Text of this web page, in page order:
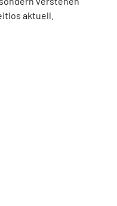
aktuell.